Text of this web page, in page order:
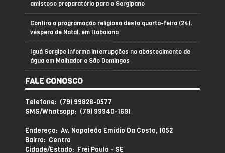
amistoso preparatório para o Sergipano
Confira a programação religiosa desta quarta-feira (24),
véspera de Natal, em Itabaiana
Iguá Sergipe informa interrupções no abastecimento de
água em Malhador e São Domingos
FALE CONOSCO
Telefone: (79) 99828-0577
SMS/Whatsapp: (79) 99940-1691
Endereço: Av. Napoleão Emídio Da Costa, 1052
Bairro: Centro
Cidade/Estado: Frei Paulo - SE